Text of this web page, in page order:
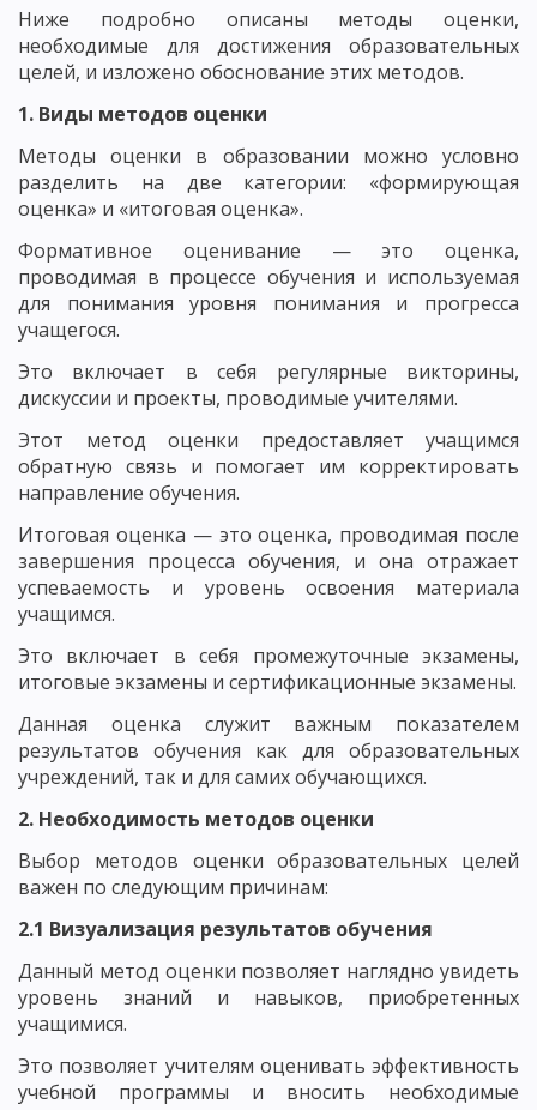
Ниже подробно описаны методы оценки,
необходимые для достижения образовательных
целей, и изложено обоснование этих методов.
1. Виды методов оценки
Методы оценки в образовании можно условно
разделить на две категории: «формирующая
оценка» и «итоговая оценка».
Формативное оценивание — это оценка,
проводимая в процессе обучения и используемая
для понимания уровня понимания и прогресса
учащегося.
Это включает в себя регулярные викторины,
дискуссии и проекты, проводимые учителями.
Этот метод оценки предоставляет учащимся
обратную связь и помогает им корректировать
направление обучения.
Итоговая оценка — это оценка, проводимая после
завершения процесса обучения, и она отражает
успеваемость и уровень освоения материала
учащимся.
Это включает в себя промежуточные экзамены,
итоговые экзамены и сертификационные экзамены.
Данная оценка служит важным показателем
результатов обучения как для образовательных
учреждений, так и для самих обучающихся.
2. Необходимость методов оценки
Выбор методов оценки образовательных целей
важен по следующим причинам:
2.1 Визуализация результатов обучения
Данный метод оценки позволяет наглядно увидеть
уровень знаний и навыков, приобретенных
учащимися.
Это позволяет учителям оценивать эффективность
учебной программы и вносить необходимые